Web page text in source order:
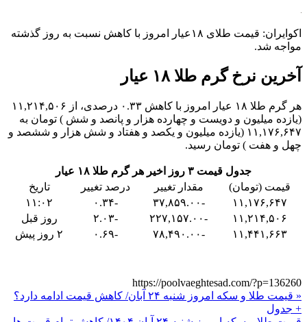
اکوایران: قیمت طلای ۱۸عیار امروز با کاهش نسبت به روز گذشته
مواجه شد.
آخرین نرخ گرم طلا ۱۸ عیار
هر گرم طلا ۱۸ عیار امروز با کاهش ۰.۳۳ درصدی، از ۱۱,۲۱۴,۵۰۶
(یازده میلیون و دویست و چهارده هزار و پانصد و شش ) تومان به
۱۱,۱۷۶,۶۴۷ (یازده میلیون و یکصد و هفتاد و شش هزار و ششصد و
چهل و هفت ) تومان رسید.
جدول قیمت ۳ روز اخیر هر گرم طلا ۱۸ عیار
قیمت (تومان)
مقدار تغییر درصد تغییر
تاریخ
۱۱,۱۷۶,۶۴۷
-۳۷,۸۵۹.۰۰ -۰.۳۴
۱۱:۰۲
۱۱,۲۱۴,۵۰۶
-۲۲۷,۱۵۷.۰۰ -۲.۰۳
روز قبل
۱۱,۴۴۱,۶۶۳
-۷۸,۴۹۰.۰۰ -۰.۶۹ ۲ روز پیش
https://poolvaeghtesad.com/?p=136260
« قیمت طلا و سکه امروز شنبه ۲۴ آبان/ کاهش قیمت ادامه دارد؟
+ جدول